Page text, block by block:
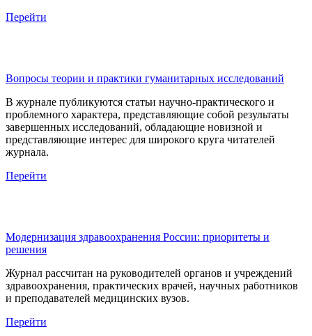
Перейти
Вопросы теории и практики гуманитарных исследований
В журнале публикуются статьи научно-практического и
проблемного характера, представляющие собой результаты
завершенных исследований, обладающие новизной и
представляющие интерес для широкого круга читателей
журнала.
Перейти
Модернизация здравоохранения России: приоритеты и
решения
Журнал рассчитан на руководителей органов и учреждений
здравоохранения, практических врачей, научных работников
и преподавателей медицинских вузов.
Перейти